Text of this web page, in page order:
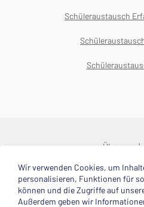
Schüleraustausch
Über uns
© 2025 Deutsche Stiftung
Impressum
Wir verwenden Cookies, um
personalisieren, Funktionen für
können und die Zugriffe auf
Außerdem geben wir